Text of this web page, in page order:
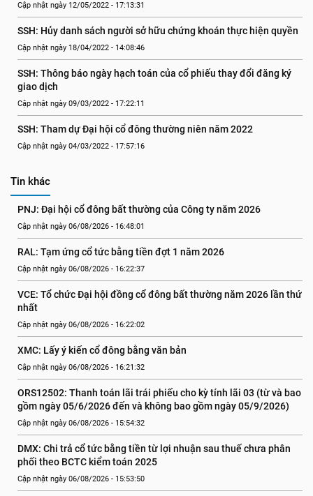
Cập nhật ngày 12/05/2022 - 17:13:31
SSH: Hủy danh sách người sở hữu chứng khoán thực hiện quyền
Cập nhật ngày 18/04/2022 - 14:08:46
SSH: Thông báo ngày hạch toán của cổ phiếu thay đổi đăng ký
giao dịch
Cập nhật ngày 09/03/2022 - 17:22:11
SSH: Tham dự Đại hội cổ đông thường niên năm 2022
Cập nhật ngày 04/03/2022 - 17:57:16
Tin khác
PNJ: Đại hội cổ đông bất thường của Công ty năm 2026
Cập nhật ngày 06/08/2026 - 16:48:01
RAL: Tạm ứng cổ tức bằng tiền đợt 1 năm 2026
Cập nhật ngày 06/08/2026 - 16:22:37
VCE: Tổ chức Đại hội đồng cổ đông bất thường năm 2026 lần thứ
nhất
Cập nhật ngày 06/08/2026 - 16:22:02
XMC: Lấy ý kiến cổ đông bằng văn bản
Cập nhật ngày 06/08/2026 - 16:21:32
ORS12502: Thanh toán lãi trái phiếu cho kỳ tính lãi 03 (từ và bao
gồm ngày 05/6/2026 đến và không bao gồm ngày 05/9/2026)
Cập nhật ngày 06/08/2026 - 15:54:32
DMX: Chi trả cổ tức bằng tiền từ lợi nhuận sau thuế chưa phân
phối theo BCTC kiểm toán 2025
Cập nhật ngày 06/08/2026 - 15:53:50